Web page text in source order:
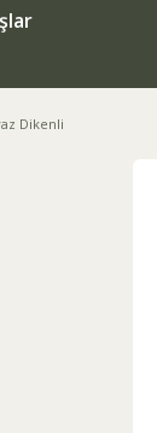
Dikenli